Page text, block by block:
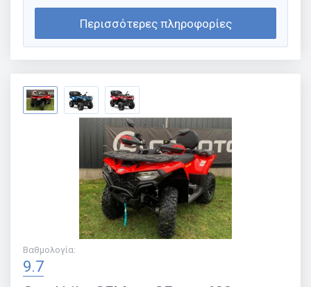
Περισσότερες πληροφορίες
Βαθμολογία:
9.7